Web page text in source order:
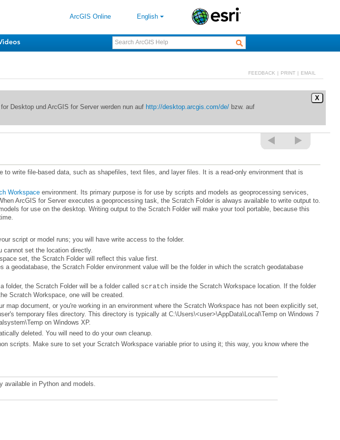
ArcGIS Online English
FEEDBACK | PRINT | EMAIL
X
Desktop und ArcGIS for Server werden nun auf http://desktop.arcgis.com/de/bzw. auf
Workspace
ArcGIS for Server
script or model runs; you will have write access to the folder.
cannot set the location directly.
set, the Scratch Folder will reflect this value first.
folder, the Scratch Folder will be a folder called scratch
Scratch Workspace, one will be created.
on Windows XP.
deleted. You will need to do your own cleanup.
available in Python and models.